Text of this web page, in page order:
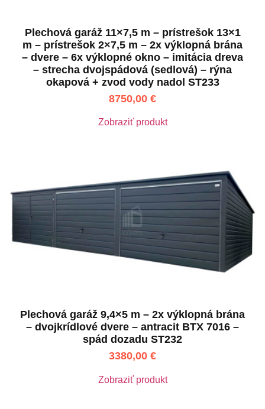
Plechová garáž 11×7,5 m – prístrešok 13×1
m – prístrešok 2×7,5 m – 2x výklopná brána
– dvere – 6x výklopné okno – imitácia dreva
– strecha dvojspádová (sedlová) – rýna
okapová + zvod vody nadol ST233
8750,00 €
Zobraziť produkt
Plechová garáž 9,4×5 m – 2x výklopná brána
– dvojkrídlové dvere – antracit BTX 7016 –
spád dozadu ST232
3380,00 €
Zobraziť produkt